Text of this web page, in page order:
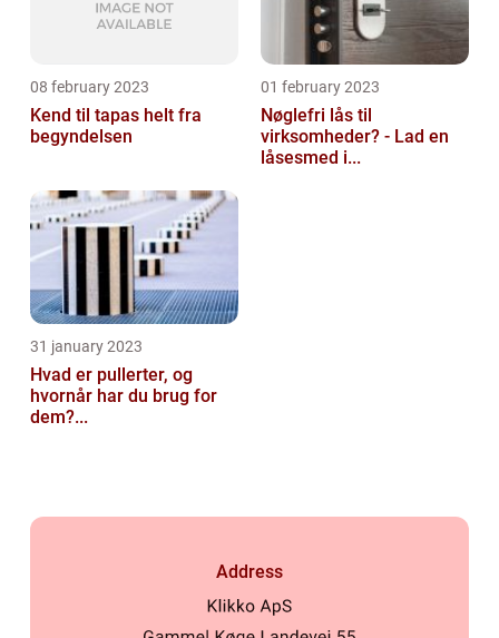
08 february 2023
Kend til tapas helt fra
begyndelsen
01 february 2023
Nøglefri lås til
virksomheder? - Lad en
låsesmed i...
31 january 2023
Hvad er pullerter, og
hvornår har du brug for
dem?...
Address